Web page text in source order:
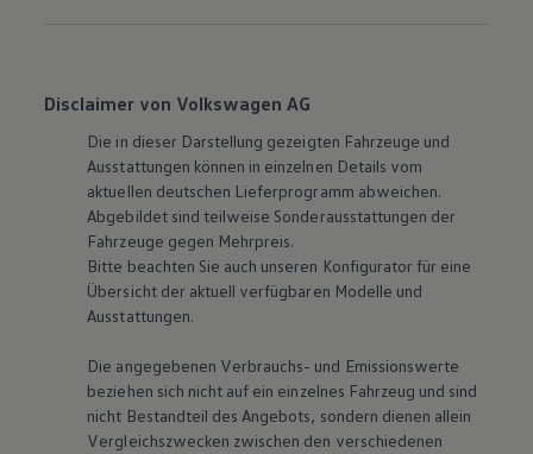
Disclaimer von Volkswagen AG
Die in dieser Darstellung gezeigten Fahrzeuge und
Ausstattungen können in einzelnen Details vom
aktuellen deutschen Lieferprogramm abweichen.
Abgebildet sind teilweise Sonderausstattungen der
Fahrzeuge gegen Mehrpreis.
Bitte beachten Sie auch unseren Konfigurator für eine
Übersicht der aktuell verfügbaren Modelle und
Ausstattungen.
Die angegebenen Verbrauchs- und Emissionswerte
beziehen sich nicht auf ein einzelnes Fahrzeug und sind
nicht Bestandteil des Angebots, sondern dienen allein
Vergleichszwecken zwischen den verschiedenen